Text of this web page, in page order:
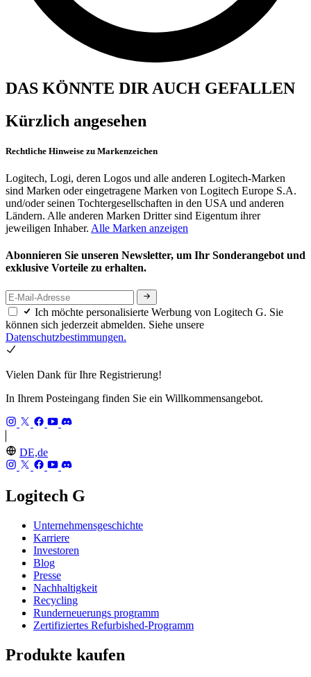
DAS KÖNNTE DIR AUCH GEFALLEN
Kürzlich angesehen
Rechtliche Hinweise zu Markenzeichen
Logitech, Logi, deren Logos und alle anderen Logitech-Marken
sind Marken oder eingetragene Marken von Logitech Europe S.A.
und/oder seinen Tochtergesellschaften in den USA und anderen
Ländern. Alle anderen Marken Dritter sind Eigentum ihrer
jeweiligen Inhaber. Alle Marken anzeigen
Abonnieren Sie unseren Newsletter, um Ihr Sonderangebot und
exklusive Vorteile zu erhalten.
Ich möchte personalisierte Werbung von Logitech G. Sie
können sich jederzeit abmelden. Siehe unsere
Datenschutzbestimmungen.
Vielen Dank für Ihre Registrierung!
In Ihrem Posteingang finden Sie ein Willkommensangebot.
DE,de
Logitech G
Unternehmensgeschichte
Karriere
Investoren
Blog
Presse
Nachhaltigkeit
Recycling
Runderneuerungs programm
Zertifiziertes Refurbished-Programm
Produkte kaufen